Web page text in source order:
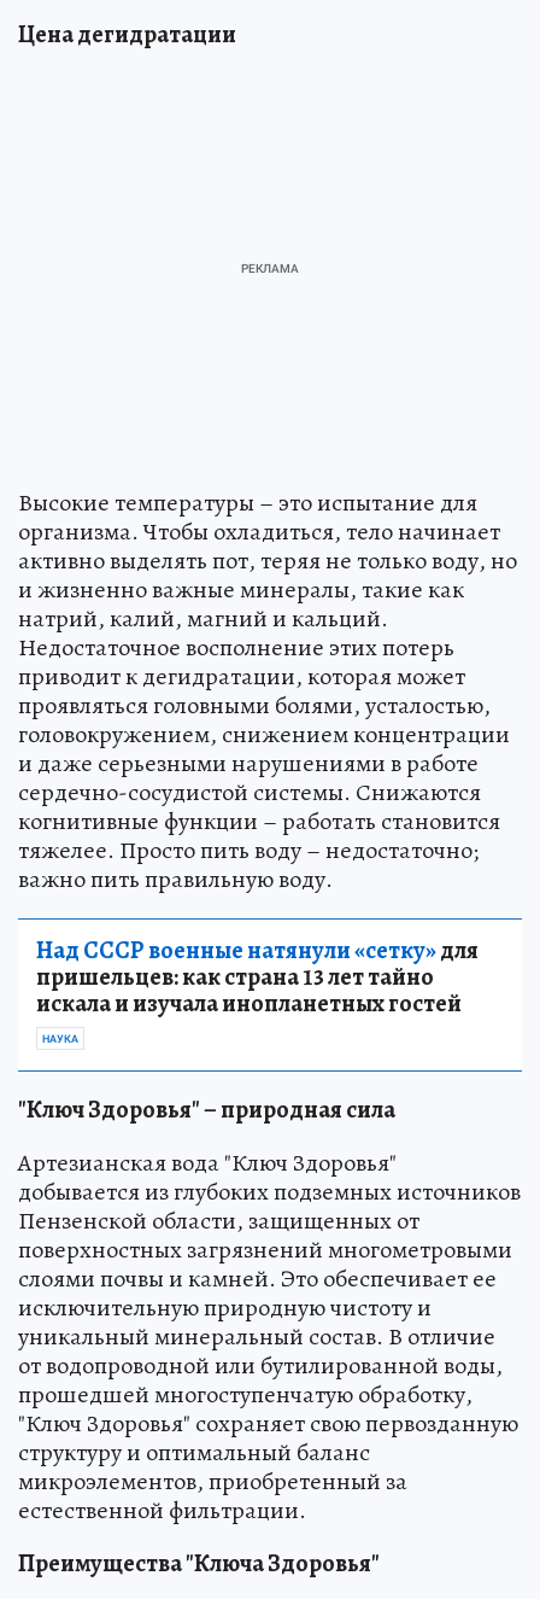
Цена дегидратации
Высокие температуры – это испытание для
организма. Чтобы охладиться, тело начинает
активно выделять пот, теряя не только воду, но
и жизненно важные минералы, такие как
натрий, калий, магний и кальций.
Недостаточное восполнение этих потерь
приводит к дегидратации, которая может
проявляться головными болями, усталостью,
головокружением, снижением концентрации
и даже серьезными нарушениями в работе
сердечно-сосудистой системы. Снижаются
когнитивные функции – работать становится
тяжелее. Просто пить воду – недостаточно;
важно пить правильную воду.
Над СССР военные натянули «сетку»для
пришельцев: как страна 13 лет тайно
искала и изучала инопланетных гостей
НАУКА
"Ключ Здоровья" – природная сила
Артезианская вода "Ключ Здоровья"
добывается из глубоких подземных источников
Пензенской области, защищенных от
поверхностных загрязнений многометровыми
слоями почвы и камней. Это обеспечивает ее
исключительную природную чистоту и
уникальный минеральный состав. В отличие
от водопроводной или бутилированной воды,
прошедшей многоступенчатую обработку,
"Ключ Здоровья" сохраняет свою первозданную
структуру и оптимальный баланс
микроэлементов, приобретенный за
естественной фильтрации.
Преимущества "Ключа Здоровья"